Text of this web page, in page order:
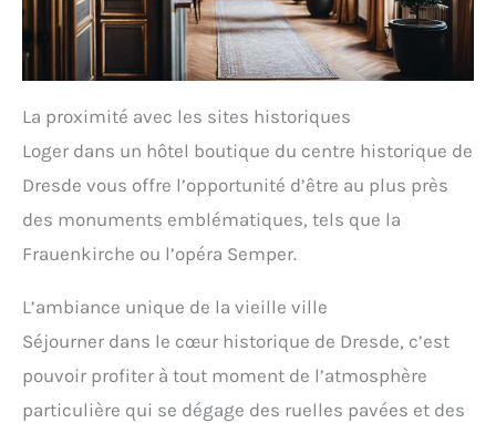
La proximité avec les sites historiques
Loger dans un hôtel boutique du centre historique de
Dresde vous offre l’opportunité d’être au plus près
des monuments emblématiques, tels que la
Frauenkirche ou l’opéra Semper.
L’ambiance unique de la vieille ville
Séjourner dans le cœur historique de Dresde, c’est
pouvoir profiter à tout moment de l’atmosphère
particulière qui se dégage des ruelles pavées et des